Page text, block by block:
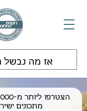
מתכונים